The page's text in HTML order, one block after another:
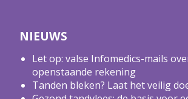
NIEUWS
Let op: valse Infomedics-mails
openstaande rekening
Tanden bleken? Laat het veilig